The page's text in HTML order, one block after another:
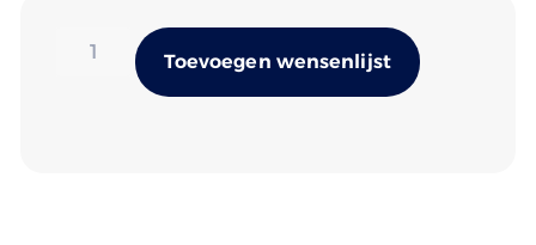
Toevoegen wensenlijst